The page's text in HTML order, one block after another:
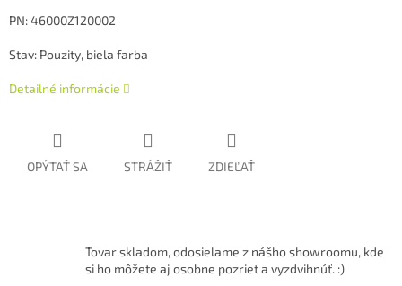
PN: 46000Z120002
Stav: Pouzity, biela farba
Detailné informácie
OPÝTAŤ SA STRÁŽIŤ ZDIEĽAŤ
Tovar skladom, odosielame z nášho showroomu, kde
si ho môžete aj osobne pozrieť a vyzdvihnúť. :)